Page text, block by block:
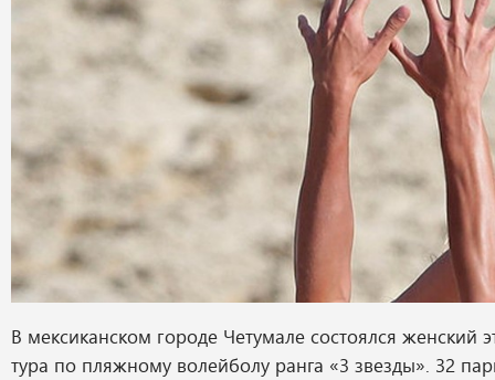
В мексиканском городе Четумале состоялся женский
тура по пляжному волейболу ранга «3 звезды». 32